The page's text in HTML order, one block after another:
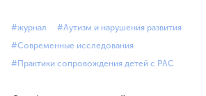
#журнал
#Аутизм и нарушения развития
#Современные исследования
#Практики сопровождения детей с РАС